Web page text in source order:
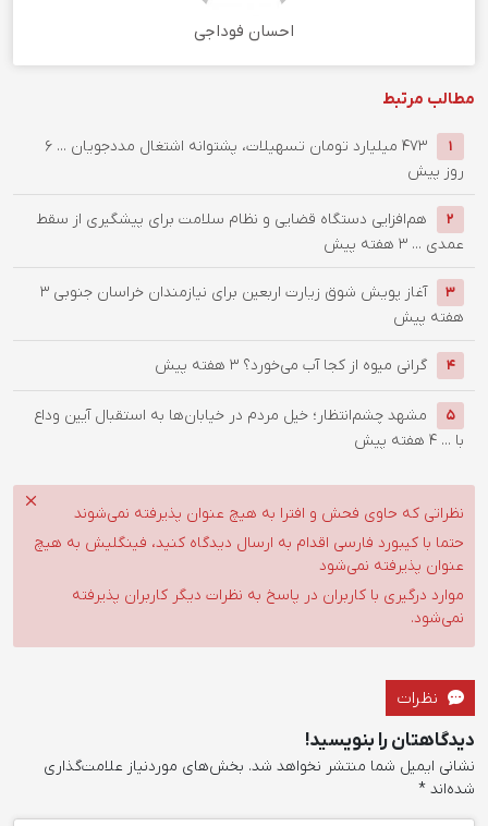
احسان فوداجی
مطالب مرتبط
1 ۴۷۳ میلیارد تومان تسهیلات، پشتوانه اشتغال مددجویان ...
6
روز پیش
2
هم‌افزایی دستگاه قضایی و نظام سلامت برای پیشگیری از سقط
عمدی ... 3 هفته پیش
3 آغاز پویش شوق زیارت اربعین برای نیازمندان خراسان جنوبی 3
هفته پیش
4 گرانی میوه از کجا آب می‌خورد؟ 3 هفته پیش
5
مشهد چشم‌انتظار؛ خیل مردم در خیابان‌ها به استقبال آیین وداع
با ... 4 هفته پیش
نظراتی که حاوی فحش و افترا به هیچ عنوان پذیرفته نمی‌شوند
حتما با کیبورد فارسی اقدام به ارسال دیدگاه کنید، فینگلیش به هیچ
عنوان پذیرفته نمی‌شود
موارد درگیری با کاربران در پاسخ به نظرات دیگر کاربران پذیرفته
نمی‌شود.
نظرات
دیدگاهتان را بنویسید!
نشانی ایمیل شما منتشر نخواهد شد. بخش‌های موردنیاز علامت‌گذاری
شده‌اند *